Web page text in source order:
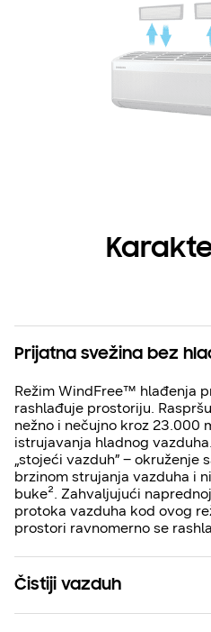
Prijatna svežina bez
Režim WindFree™ hlađenja
rashlađuje prostoriju.
nežno i nečujno kroz 23.000
istrujavanja hladnog
„stojeći vazduh” – okruženje
brzinom strujanja vazduha i
buke². Zahvaljujući
protoka vazduha kod ovog
prostori ravnomerno se
Čistiji vazduh